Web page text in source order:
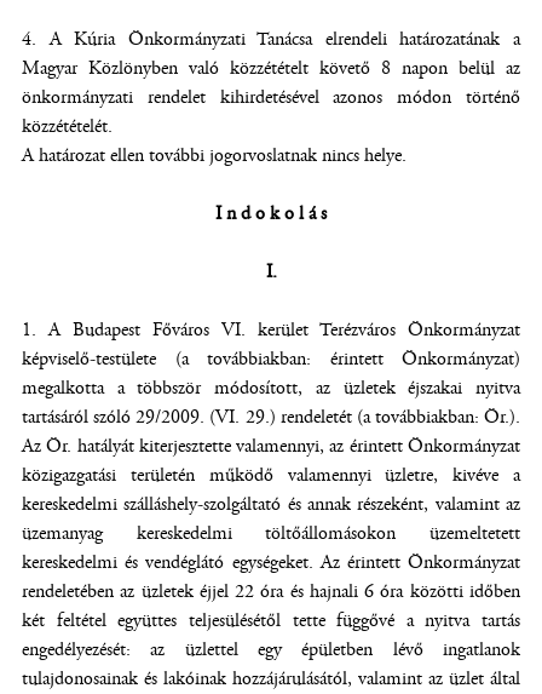
4. A Kúria Önkormányzati Tanácsa elrendeli határozatának a
Magyar Közlönyben való közzétételt követő 8 napon belül az
önkormányzati rendelet kihirdetésével azonos módon történő
közzétételét.
A határozat ellen további jogorvoslatnak nincs helye.
I n d o k o l á s
I.
1. A Budapest Főváros VI. kerület Terézváros Önkormányzat
képviselő-testülete (a továbbiakban: érintett Önkormányzat)
megalkotta a többször módosított, az üzletek éjszakai nyitva
tartásáról szóló 29/2009. (VI. 29.) rendeletét (a továbbiakban: Ör.).
Az Ör. hatályát kiterjesztette valamennyi, az érintett Önkormányzat
közigazgatási területén működő valamennyi üzletre, kivéve a
kereskedelmi szálláshely-szolgáltató és annak részeként, valamint az
üzemanyag kereskedelmi töltőállomásokon üzemeltetett
kereskedelmi és vendéglátó egységeket. Az érintett Önkormányzat
rendeletében az üzletek éjjel 22 óra és hajnali 6 óra közötti időben
két feltétel együttes teljesülésétől tette függővé a nyitva tartás
engedélyezését: az üzlettel egy épületben lévő ingatlanok
tulajdonosainak és lakóinak hozzájárulásától, valamint az üzlet által